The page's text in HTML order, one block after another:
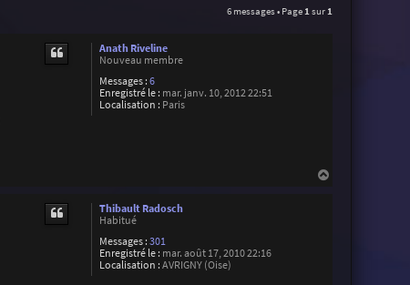
6 messages • Page 1 sur 1
Anath Riveline
Nouveau membre
Messages : 6
Enregistré le : mar. janv. 10, 2012 22:51
Localisation : Paris
Thibault Radosch
Habitué
Messages : 301
Enregistré le : mar. août 17, 2010 22:16
Localisation : AVRIGNY (Oise)